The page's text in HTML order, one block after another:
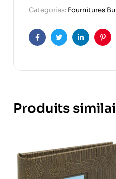
Categories: Fournitures
FacebookTwitterLinkedin
Produits